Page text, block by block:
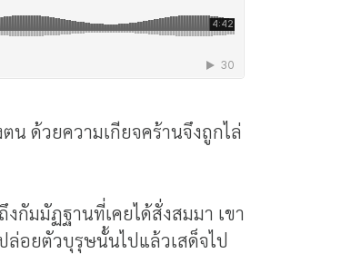
ด้วยความเกียจคร้านจึงถูกไล่
กัมมัฏฐานที่เคยได้สั่งสมมา เขา
ล่อยตัวบุรุษนั้นไปแล้วเสด็จไป